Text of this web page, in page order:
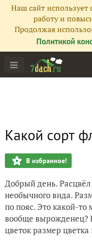
Наш сайт
работу и
Продолжая
Политикой
Какой сорт
В избранное!
Добрый день.
необычного вида.
по пояс. Это какой-то
вообще вырожденец?
цветок размер